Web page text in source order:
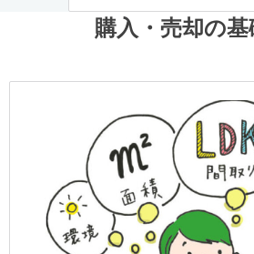
購入・売却の基